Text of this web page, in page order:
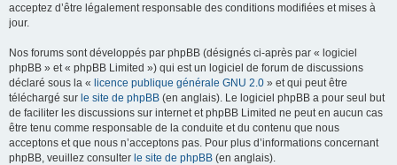
acceptez d’être légalement responsable des conditions modifiées et mises à
jour.
Nos forums sont développés par phpBB (désignés ci-après par « logiciel
phpBB » et « phpBB Limited ») qui est un logiciel de forum de discussions
déclaré sous la « licence publique générale GNU 2.0 » et qui peut être
téléchargé sur le site de phpBB (en anglais). Le logiciel phpBB a pour seul but
de faciliter les discussions sur internet et phpBB Limited ne peut en aucun cas
être tenu comme responsable de la conduite et du contenu que nous
acceptons et que nous n’acceptons pas. Pour plus d’informations concernant
phpBB, veuillez consulter le site de phpBB (en anglais).